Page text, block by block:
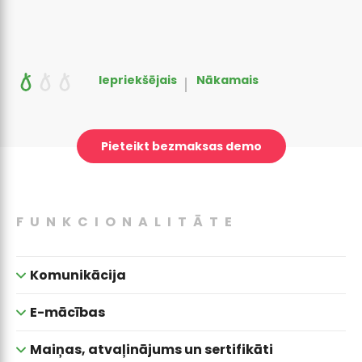
Iepriekšējais Nākamais
Pieteikt bezmaksas demo
FUNKCIONALITĀTE
Komunikācija
E-mācības
Maiņas, atvaļinājums un sertifikāti